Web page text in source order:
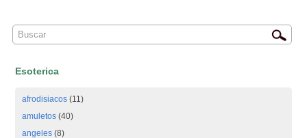
Esoterica
afrodisiacos (11)
amuletos (40)
angeles (8)